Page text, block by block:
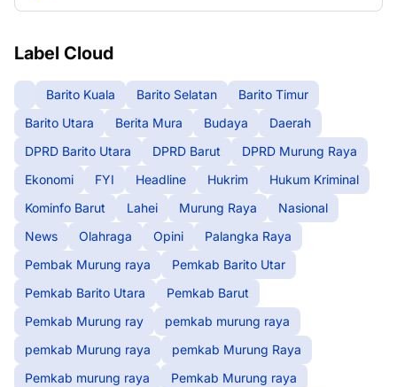
Label Cloud
Barito Kuala Barito Selatan
Barito Timur
Barito Utara
Berita Mura Budaya
Daerah
DPRD Barito Utara
DPRD Barut
DPRD Murung Raya
Ekonomi
FYI Headline Hukrim
Hukum Kriminal
Kominfo Barut
Lahei Murung Raya
Nasional
News
Olahraga Opini
Palangka Raya
Pembak Murung raya
Pemkab Barito Utar
Pemkab Barito Utara
Pemkab Barut
Pemkab Murung ray
pemkab murung raya
pemkab Murung raya
pemkab Murung Raya
Pemkab murung raya
Pemkab Murung raya